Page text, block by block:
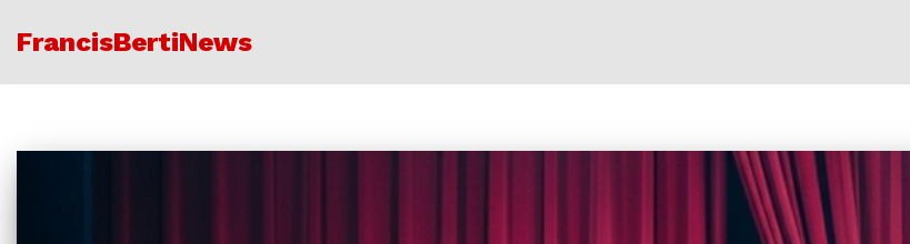
FrancisBertiNews